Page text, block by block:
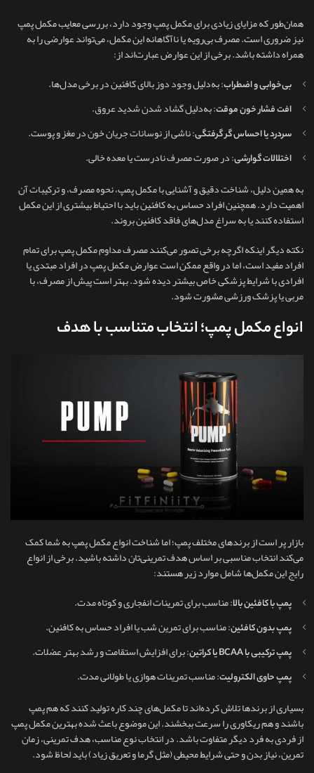
همان‌طور که مزایای زیادی برای مکمل پمپ وجود دارد، بررسی معایب مکمل پمپ
نیز ضروری است. مصرف بی‌رویه یا ناآگاهانه این مکمل، می‌تواند عوارضی را به
همراه داشته باشد. برخی از این عوارض عبارت‌اند از:
بی‌خوابی و اضطراب: به‌دلیل وجود دوز بالای کافئین در برخی مدل‌ها.
افت فشار خون موقت: به‌دلیل گشاد شدن شدید عروق.
سردرد یا احساس گر گرفتگی: ناشی از نوسانات جریان خون در مغز و پوست.
اختلالات گوارشی: در صورت مصرف نادرست یا معده خالی.
به همین دلیل، شناخت دقیق و آشنایی با مکمل پمپ، نحوه مصرف، و ترکیبات آن
اهمیت دارد. همچنین افراد حساس به کافئین باید با احتیاط بیشتری از این مکمل
استفاده کنند یا به سراغ مدل‌های فاقد کافئین بروند.
نکته دیگر اینکه اگرچه برخی تصور می‌کنند مصرف مداوم مکمل پمپ برای تمام
افراد مفید است، اما در واقع ممکن است عوارض مکمل پمپ در افراد مبتدی یا
افرادی با شرایط پزشکی خاص بیشتر دیده شود. بهتر است پیش از مصرف، با
مربی یا پزشک ورزشی مشورت شود.
انواع مکمل پمپ؛ انتخاب متناسب با هدف
بازار پر است از برندهای مختلف پمپ؛ اما شناخت انواع مکمل پمپ به شما کمک
می‌کند انتخاب مناسبی بر اساس هدف تمرینی‌تان داشته باشید. برخی از انواع
رایج این مکمل‌ها شامل موارد زیر هستند:
پمپ با کافئین بالا: مناسب برای تمرینات انفجاری و کوتاه‌ مدت.
پمپ بدون کافئین: مناسب برای تمرین شب یا افراد حساس به کافئین.
پمپ ترکیبی با BCAA یا کراتین : برای افزایش استقامت و رشد بهتر عضلات.
پمپ حاوی الکترولیت: مناسب تمرینات هوازی یا طولانی‌ مدت.
بسیاری از برندها تلاش کرده‌اند تا مکمل‌های چند کاره تولید کنند که هم پمپ
باشند و هم ریکاوری را سرعت ببخشند. این موضوع باعث شده بهترین مکمل پمپ
از فردی به فرد دیگر متفاوت باشد. در انتخاب نوع مناسب، هدف تمرینی، زمان
تمرین، نیاز بدن و حتی شرایط محیطی (مثل گرما و تعریق زیاد) باید لحاظ شود.